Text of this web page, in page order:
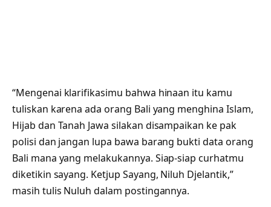
“Mengenai klarifikasimu bahwa hinaan itu kamu
tuliskan karena ada orang Bali yang menghina Islam,
Hijab dan Tanah Jawa silakan disampaikan ke pak
polisi dan jangan lupa bawa barang bukti data orang
Bali mana yang melakukannya. Siap-siap curhatmu
diketikin sayang. Ketjup Sayang, Niluh Djelantik,”
masih tulis Nuluh dalam postingannya.